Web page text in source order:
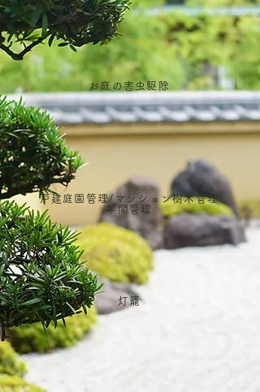
お庭の害虫駆除
戸建庭園管理/マンション樹木管理
年間管理
灯籠